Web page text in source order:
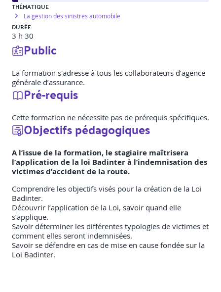
THÉMATIQUE
La gestion des sinistres automobile
DURÉE
3 h 30
Public
La formation s'adresse à tous les collaborateurs d’agence
générale d’assurance.
Pré-requis
Cette formation ne nécessite pas de prérequis spécifiques.
Objectifs pédagogiques
A l’issue de la formation, le stagiaire maîtrisera
l’application de la loi Badinter à l’indemnisation des
victimes d’accident de la route.
Comprendre les objectifs visés pour la création de la Loi
Badinter.
Découvrir l’application de la Loi, savoir quand elle
s’applique.
Savoir déterminer les différentes typologies de victimes et
comment elles seront indemnisées.
Savoir se défendre en cas de mise en cause fondée sur la
Loi Badinter.